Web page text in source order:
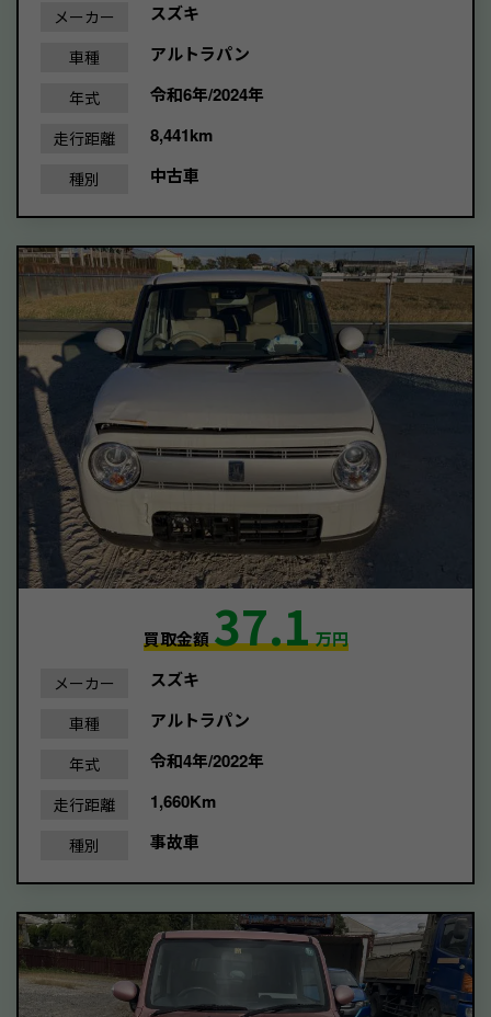
メーカー スズキ
車種 アルトラパン
年式 令和6年/2024年
走行距離 8,441km
種別 中古車
買取金額37.1万円
メーカー スズキ
車種 アルトラパン
年式 令和4年/2022年
走行距離 1,660Km
種別 事故車